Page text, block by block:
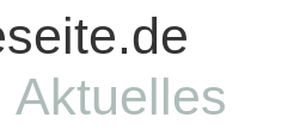
Aktuelles